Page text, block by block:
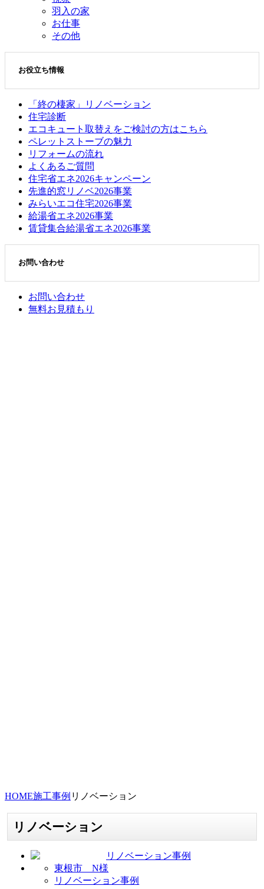
羽入の家
お仕事
その他
お役立ち情報
「終の棲家」リノベーション
住宅診断
エコキュート取替えをご検討の方はこちら
ペレットストーブの魅力
リフォームの流れ
よくあるご質問
住宅省エネ2026キャンペーン
先進的窓リノベ2026事業
みらいエコ住宅2026事業
給湯省エネ2026事業
賃貸集合給湯省エネ2026事業
お問い合わせ
お問い合わせ
無料お見積もり
HOME施工事例 リノベーション
リノベーション
東根市 N様
リノベーション事例